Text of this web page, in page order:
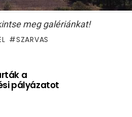
meg galériánkat!
SZARVAS
a
pályázatot